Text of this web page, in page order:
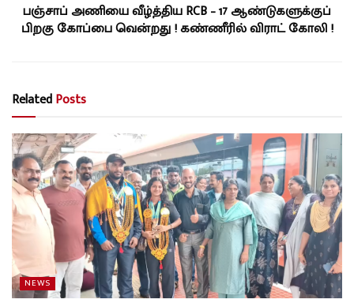
பஞ்சாப் அணியை வீழ்த்திய RCB – 17 ஆண்டுகளுக்குப்
பிறகு கோப்பை வென்றது ! கண்ணீரில் விராட் கோலி !
RelatedPosts
NEWS